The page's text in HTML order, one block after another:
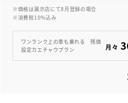
View
※価格は展示店にて8月登録の場合
※消費税10%込み
ワンランク上の車も乗れる 残価
設定カエチャウプラン
月々